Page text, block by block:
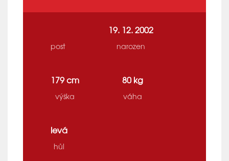
post
19. 12. 2002
narozen
179 cm
výška
80 kg
váha
levá
hůl